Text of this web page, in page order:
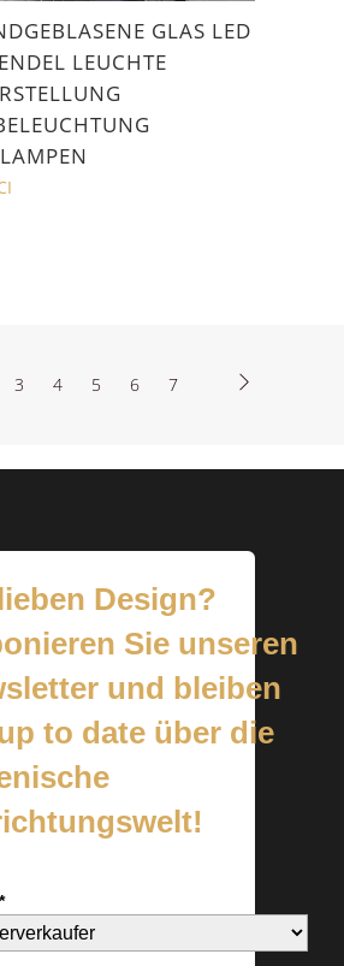
GLAS LED
LEUCHTE
3 4 5 6 7
Design?
Sie unseren
und bleiben
to date über die